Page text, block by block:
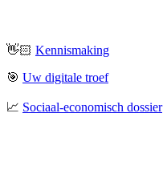
👋🏻 Kennismaking
🎯 Uw digitale troef
📈 Sociaal-economisch dossier